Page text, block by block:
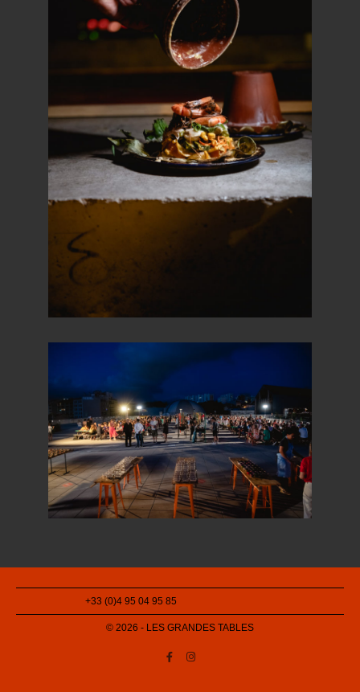
+33 (0)4 95 04 95 85
© 2026 - LES GRANDES TABLES